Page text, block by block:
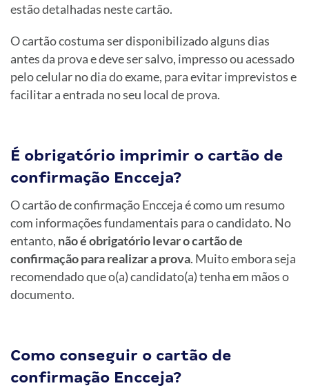
estão detalhadas neste cartão.
O cartão costuma ser disponibilizado alguns dias
antes da prova e deve ser salvo, impresso ou acessado
pelo celular no dia do exame, para evitar imprevistos e
facilitar a entrada no seu local de prova.
É obrigatório imprimir o cartão de
confirmação Encceja?
O cartão de confirmação Encceja é como um resumo
com informações fundamentais para o candidato. No
entanto, não é obrigatório levar o cartão de
confirmação para realizar a prova. Muito embora seja
recomendado que o(a) candidato(a) tenha em mãos o
documento.
Como conseguir o cartão de
confirmação Encceja?